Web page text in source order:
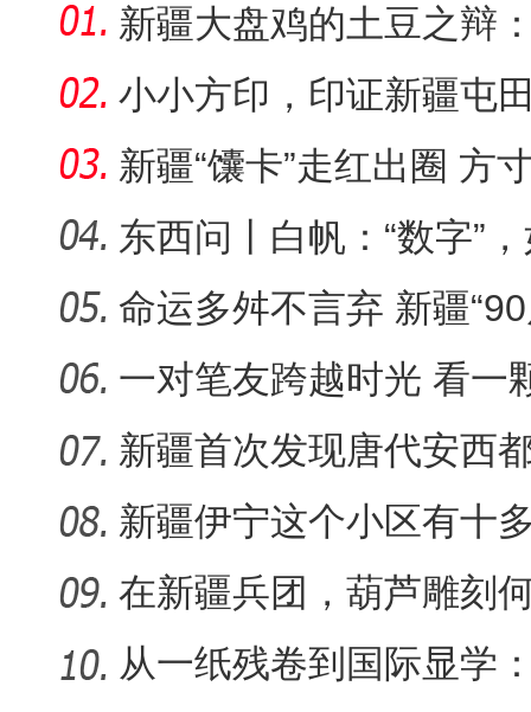
新疆大盘鸡的土豆之辩
套“标准答
小小方印，印证新疆屯
新疆“馕卡”走红出圈 方
旅名片
东西问丨白帆：“数字”
又出
命运多舛不言弃 新疆
守艺
一对笔友跨越时光 看一
何生长
新疆首次发现唐代安西
葬，系南
新疆伊宁这个小区有十
认“老迪”
在新疆兵团，葫芦雕刻
从一纸残卷到国际显学